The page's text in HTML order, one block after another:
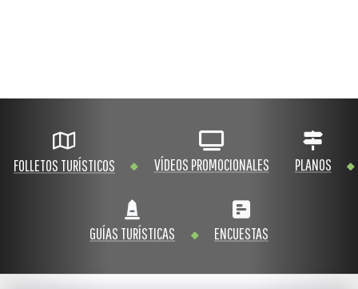
FOLLETOS TURÍSTICOS VÍDEOS PROMOCIONALES PLANOS
GUÍAS TURÍSTICAS ENCUESTAS